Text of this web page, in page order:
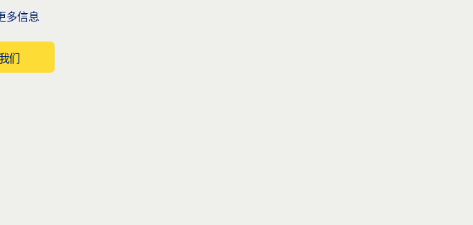
多信息
们